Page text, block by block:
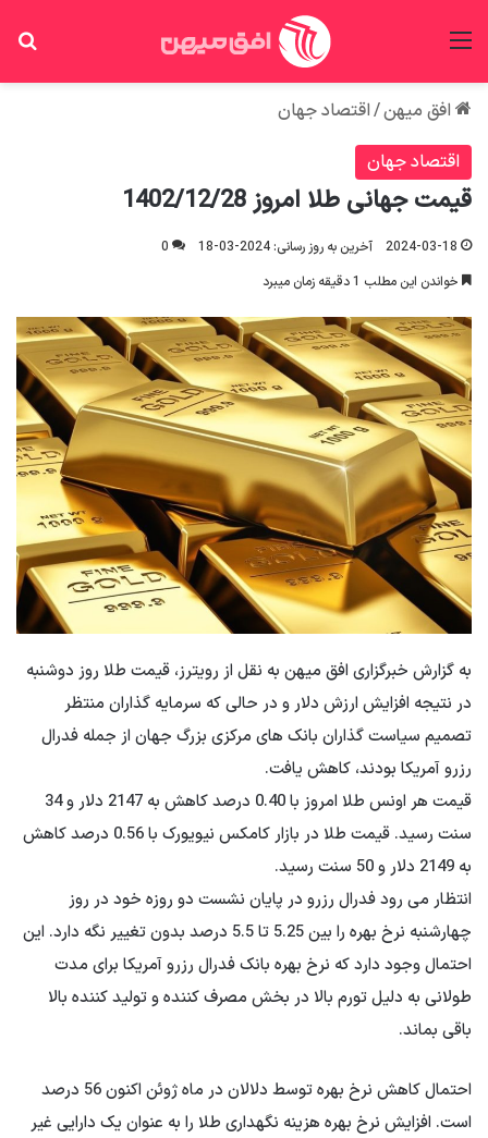
افق میهن/اقتصاد جهان
اقتصاد جهان
قیمت جهانی طلا امروز 1402/12/28
2024-03-18 آخرین به روز رسانی: 2024-03-18
0
خواندن این مطلب 1 دقیقه زمان میبرد
به گزارش خبرگزاری افق میهن به نقل از رویترز، قیمت طلا روز دوشنبه
در نتیجه افزایش ارزش دلار و در حالی که سرمایه گذاران منتظر
تصمیم سیاست گذاران بانک های مرکزی بزرگ جهان از جمله فدرال
رزرو آمریکا بودند، کاهش یافت.
قیمت هر اونس طلا امروز با 0.40 درصد کاهش به 2147 دلار و 34
سنت رسید. قیمت طلا در بازار کامکس نیویورک با 0.56 درصد کاهش
به 2149 دلار و 50 سنت رسید.
انتظار می رود فدرال رزرو در پایان نشست دو روزه خود در روز
چهارشنبه نرخ بهره را بین 5.25 تا 5.5 درصد بدون تغییر نگه دارد. این
احتمال وجود دارد که نرخ بهره بانک فدرال رزرو آمریکا برای مدت
طولانی به دلیل تورم بالا در بخش مصرف کننده و تولید کننده بالا
باقی بماند.
احتمال کاهش نرخ بهره توسط دلالان در ماه ژوئن اکنون 56 درصد
است. افزایش نرخ بهره هزینه نگهداری طلا را به عنوان یک دارایی غیر